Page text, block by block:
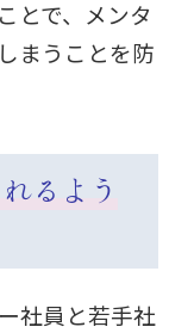
とで、メンタ
まうことを防
るよう
社員と若手社